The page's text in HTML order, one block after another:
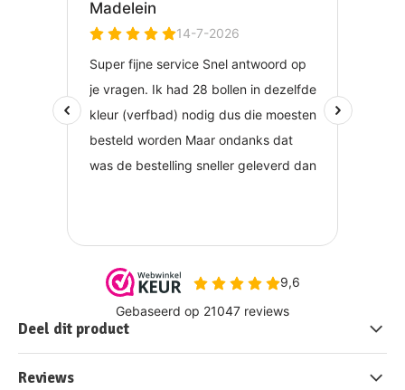
Deel dit product
Reviews